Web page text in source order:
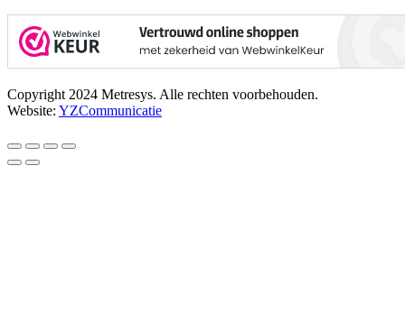
Copyright 2024 Metresys. Alle rechten voorbehouden.
Website: YZCommunicatie